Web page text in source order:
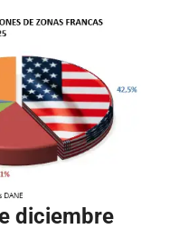
diciembre